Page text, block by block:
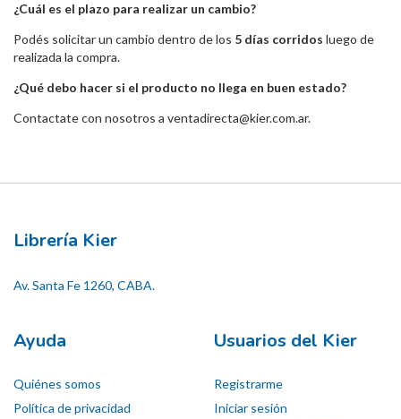
¿Cuál es el plazo para realizar un cambio?
Podés solicitar un cambio dentro de los 5 días corridos luego de
realizada la compra.
¿Qué debo hacer si el producto no llega en buen estado?
Contactate con nosotros a ventadirecta@kier.com.ar.
Librería Kier
Av. Santa Fe 1260, CABA.
Ayuda
Quiénes somos
Política de privacidad
Usuarios del Kier
Registrarme
Iniciar sesión